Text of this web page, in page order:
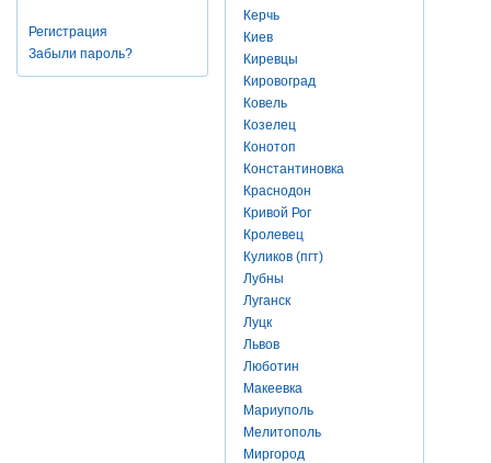
Регистрация
Забыли пароль?
Керчь
Киев
Киревцы
Кировоград
Ковель
Козелец
Конотоп
Константиновка
Краснодон
Кривой Рог
Кролевец
Куликов (пгт)
Лубны
Луганск
Луцк
Львов
Люботин
Макеевка
Мариуполь
Мелитополь
Миргород